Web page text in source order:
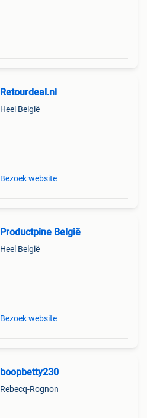
Retourdeal.nl
Heel België
Bezoek website
Productpine België
Heel België
Bezoek website
boopbetty230
Rebecq-Rognon